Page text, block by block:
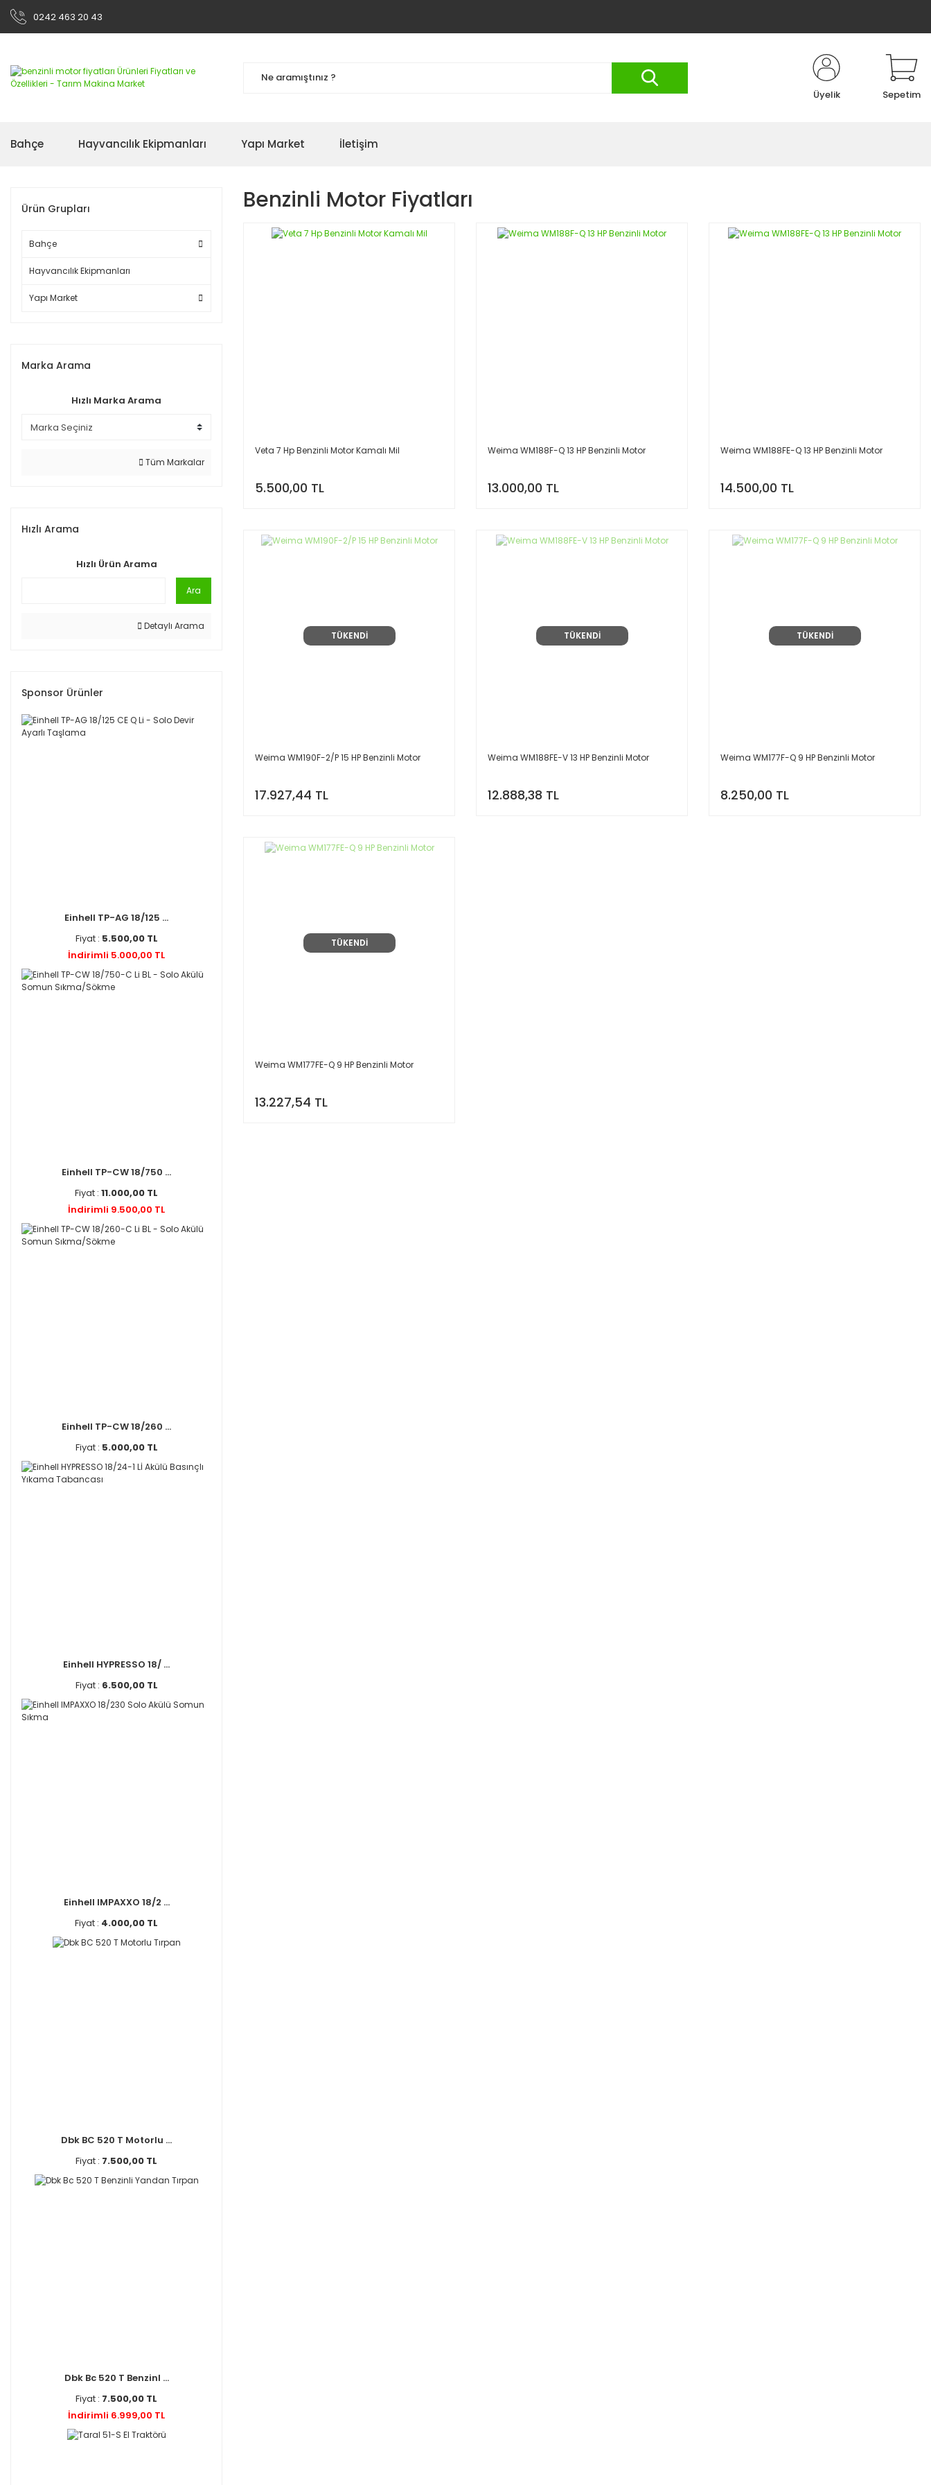
0242 463 20 43
Üyelik Sepetim
Bahçe Hayvancılık Ekipmanları Yapı Market İletişim
Ürün Grupları
Bahçe
Hayvancılık Ekipmanları
Yapı Market
Marka Arama
Hızlı Marka Arama
Tüm Markalar
Hızlı Arama
Hızlı Ürün Arama
Ara
Detaylı Arama
Sponsor Ürünler
Einhell TP-AG 18/125 ...
Fiyat : 5.500,00 TL
İndirimli 5.000,00 TL
Einhell TP-CW 18/750 ...
Fiyat : 11.000,00 TL
İndirimli 9.500,00 TL
Einhell TP-CW 18/260 ...
Fiyat : 5.000,00 TL
Einhell HYPRESSO 18/ ...
Fiyat : 6.500,00 TL
Einhell IMPAXXO 18/2 ...
Fiyat : 4.000,00 TL
Dbk BC 520 T Motorlu ...
Fiyat : 7.500,00 TL
Dbk Bc 520 T Benzinl ...
Fiyat : 7.500,00 TL
İndirimli 6.999,00 TL
Benzinli Motor Fiyatları
Veta 7 Hp Benzinli Motor Kamalı Mil
5.500,00 TL
Weima WM188F-Q 13 HP Benzinli Motor
13.000,00 TL
Weima WM188FE-Q 13 HP Benzinli Motor
14.500,00 TL
TÜKENDİ
Weima WM190F-2/P 15 HP Benzinli Motor
17.927,44 TL
TÜKENDİ
Weima WM188FE-V 13 HP Benzinli Motor
12.888,38 TL
TÜKENDİ
Weima WM177F-Q 9 HP Benzinli Motor
8.250,00 TL
TÜKENDİ
Weima WM177FE-Q 9 HP Benzinli Motor
13.227,54 TL